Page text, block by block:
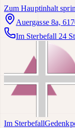
Zum Hauptinhalt
Auergasse 8a,
Im Sterbefall 24
Im Sterbefall